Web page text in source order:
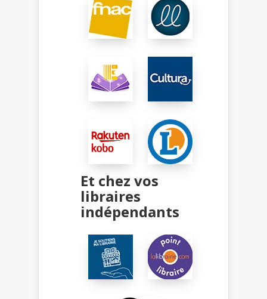
Et chez vos
libraires
indépendants